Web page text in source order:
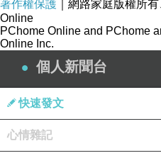
著作權保護 ｜網路家庭版權所
Online
PChome Online and PChome
Online Inc.
個人新聞台
快速發文
心情雜記